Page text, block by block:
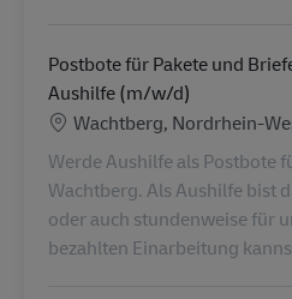
Postbote für Pakete und
Aushilfe (m/w/d)
Ubicación
Wachtberg, Nordrhein-
Werde Aushilfe als Postbote
Wachtberg. Als Aushilfe bist
oder auch stundenweise für
bezahlten Einarbeitung